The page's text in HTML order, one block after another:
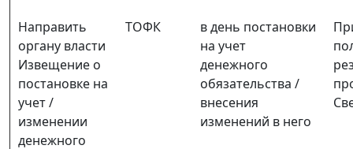
Направить
органу власти
Извещение о
постановке на
учет /
изменении
денежного
ТОФК
в день постановки
на учет
денежного
обязательства /
внесения
изменений в него